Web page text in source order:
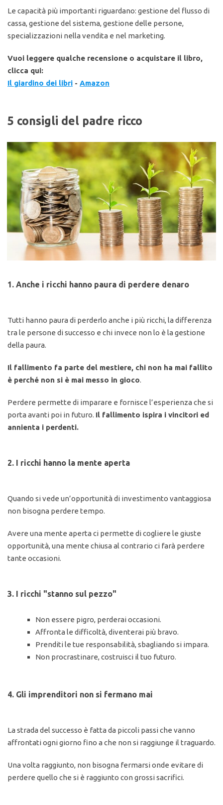
Le capacità più importanti riguardano: gestione del flusso di
cassa, gestione del sistema, gestione delle persone,
specializzazioni nella vendita e nel marketing.
Vuoi leggere qualche recensione o acquistare il libro,
clicca qui:
Il giardino dei libri - Amazon
5 consigli del padre ricco
1. Anche i ricchi hanno paura di perdere denaro
Tutti hanno paura di perderlo anche i più ricchi, la differenza
tra le persone di successo e chi invece non lo è la gestione
della paura.
Il fallimento fa parte del mestiere, chi non ha mai fallito
è perché non si è mai messo in gioco.
Perdere permette di imparare e fornisce l’esperienza che si
porta avanti poi in futuro. Il fallimento ispira i vincitori ed
annienta i perdenti.
2. I ricchi hanno la mente aperta
Quando si vede un’opportunità di investimento vantaggiosa
non bisogna perdere tempo.
Avere una mente aperta ci permette di cogliere le giuste
opportunità, una mente chiusa al contrario ci farà perdere
tante occasioni.
3. I ricchi "stanno sul pezzo"
Non essere pigro, perderai occasioni.
Affronta le difficoltà, diventerai più bravo.
Prenditi le tue responsabilità, sbagliando si impara.
Non procrastinare, costruisci il tuo futuro.
4. Gli imprenditori non si fermano mai
La strada del successo è fatta da piccoli passi che vanno
affrontati ogni giorno fino a che non si raggiunge il traguardo.
Una volta raggiunto, non bisogna fermarsi onde evitare di
perdere quello che si è raggiunto con grossi sacrifici.